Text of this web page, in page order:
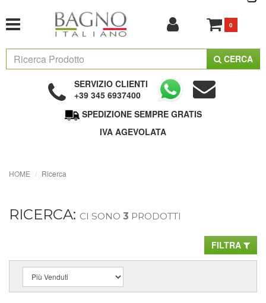
0
CERCA
SERVIZIO CLIENTI
+39 345 6937400
SPEDIZIONE SEMPRE GRATIS
IVA AGEVOLATA
HOME Ricerca
RICERCA: CI SONO 3 PRODOTTI
FILTRA